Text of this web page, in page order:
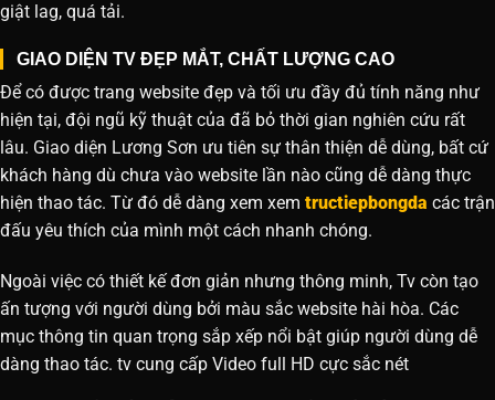
giật lag, quá tải.
GIAO DIỆN TV ĐẸP MẮT, CHẤT LƯỢNG CAO
Để có được trang website đẹp và tối ưu đầy đủ tính năng như
hiện tại, đội ngũ kỹ thuật của đã bỏ thời gian nghiên cứu rất
lâu. Giao diện Lương Sơn ưu tiên sự thân thiện dễ dùng, bất cứ
khách hàng dù chưa vào website lần nào cũng dễ dàng thực
hiện thao tác. Từ đó dễ dàng xem xem tructiepbongda các trận
đấu yêu thích của mình một cách nhanh chóng.
Ngoài việc có thiết kế đơn giản nhưng thông minh, Tv còn tạo
ấn tượng với người dùng bởi màu sắc website hài hòa. Các
mục thông tin quan trọng sắp xếp nổi bật giúp người dùng dễ
dàng thao tác. tv cung cấp Video full HD cực sắc nét